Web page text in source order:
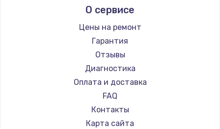
Lexmark
Sharp
TSC
Fujitsu
Godex
О сервисе
Цены на ремонт
Гарантия
Отзывы
Диагностика
Оплата и доставка
FAQ
Контакты
Карта сайта